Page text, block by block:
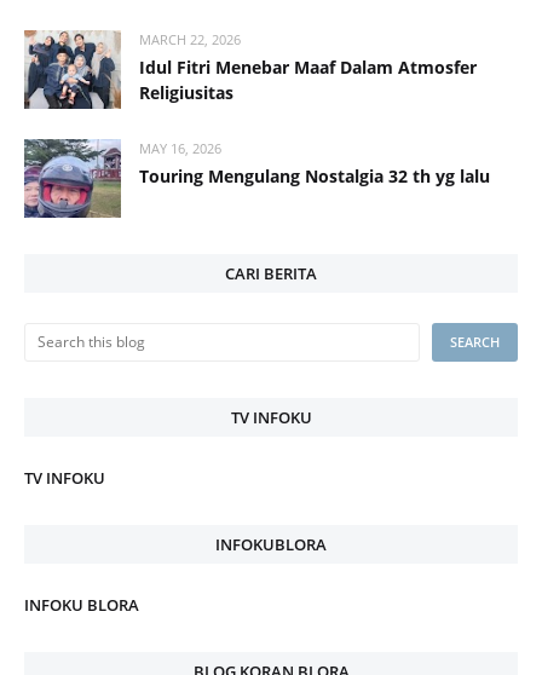
MARCH 22, 2026
Idul Fitri Menebar Maaf Dalam Atmosfer
Religiusitas
MAY 16, 2026
Touring Mengulang Nostalgia 32 th yg lalu
CARI BERITA
TV INFOKU
TV INFOKU
INFOKUBLORA
INFOKU BLORA